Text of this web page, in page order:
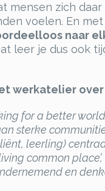
mensen zich
voelen. En met
naar
leer je dus ook
werkatelier over
for a better
sterke
leerling)
common place’,
en